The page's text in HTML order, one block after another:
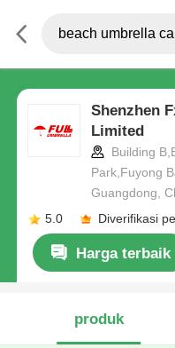
Shenzhen
Limited
Building
Park,Fuyong
Guangdong,
5.0
Diverifikasi
Harga terbaik
produk